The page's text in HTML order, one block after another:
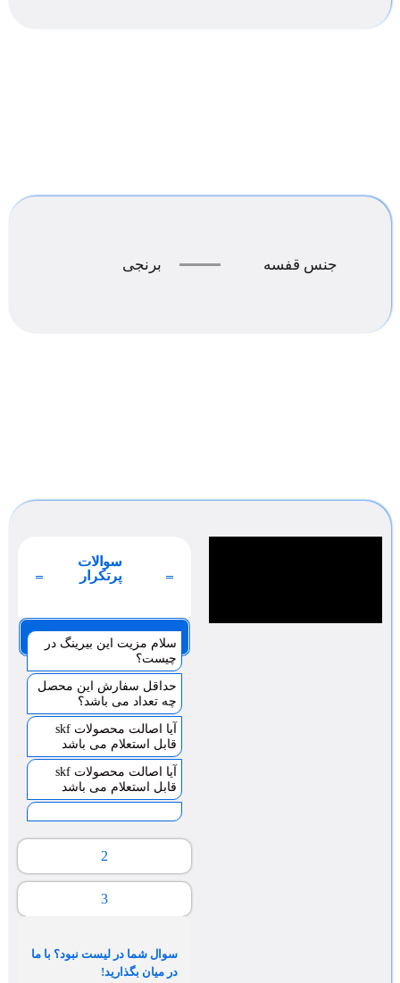
جنس قفسه برنجی
سوالات
پرتکرار
صفحه 1
2
3
سلام مزیت این بیرینگ در
چیست؟
حداقل سفارش این محصل
چه تعداد می باشد؟
آیا اصالت محصولات skf
قابل استعلام می باشد
آیا اصالت محصولات skf
قابل استعلام می باشد
سوال شما در لیست نبود؟ با ما
در میان بگذارید!